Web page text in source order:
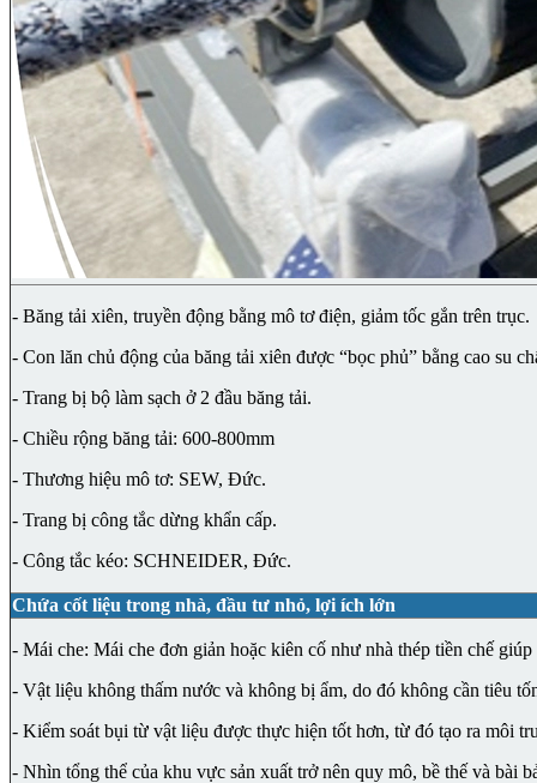
- Băng tải xiên, truyền động bằng mô tơ điện, giảm tốc gắn trên trục.
- Con lăn chủ động của băng tải xiên được “bọc phủ” bằng cao su
- Trang bị bộ làm sạch ở 2 đầu băng tải.
- Chiều rộng băng tải: 600-800mm
- Thương hiệu mô tơ: SEW, Đức.
- Trang bị công tắc dừng khẩn cấp.
- Công tắc kéo: SCHNEIDER, Đức.
Chứa cốt liệu trong nhà, đầu tư nhỏ, lợi ích lớn
- Mái che: Mái che đơn giản hoặc kiên cố như nhà thép tiền chế
- Vật liệu không thấm nước và không bị ẩm, do đó không cần tiêu
- Kiểm soát bụi từ vật liệu được thực hiện tốt hơn, từ đó tạo ra môi
- Nhìn tổng thể của khu vực sản xuất trở nên quy mô, bề thế và bài